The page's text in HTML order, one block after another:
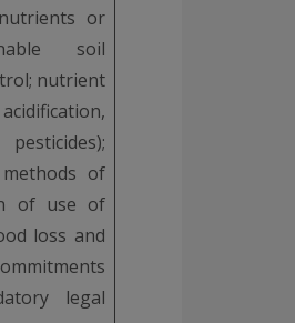
or
soil
nutrient
of
of use of
loss and
legal